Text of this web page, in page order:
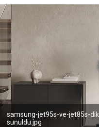
samsung-jet95s-ve-jet85s-
sunuldu.jpg